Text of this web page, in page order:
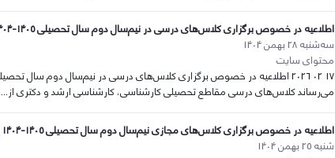
اطلاعیه در خصوص برگزاری کلاس‌های درسی در نیم‌سال دوم سال تحصیلی ۱۴۰۵-۱۴۰۴ دانشگاه کردستان
سه‌شنبه 28 بهمن 1404
محتوای سایت
می‌رساند کلاس‌های درسی مقاطع تحصیلی کارشناسی، کارشناسی ارشد و دکتری از...
اطلاعیه در خصوص برگزاری کلاس‌های مجازی نیم‌سال دوم سال تحصیلی ۱۴۰۵-۱۴۰۴ (ویژه دانشجویان)
شنبه 25 بهمن 1404